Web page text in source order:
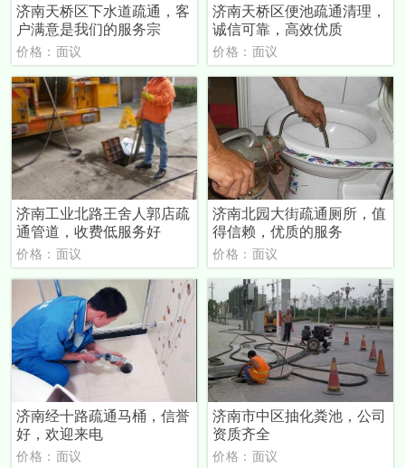
济南天桥区下水道疏通，客
户满意是我们的服务宗
价格：面议
济南天桥区便池疏通清理，
诚信可靠，高效优质
价格：面议
济南工业北路王舍人郭店疏
通管道，收费低服务好
价格：面议
济南北园大街疏通厕所，值
得信赖，优质的服务
价格：面议
济南经十路疏通马桶，信誉
好，欢迎来电
价格：面议
济南市中区抽化粪池，公司
资质齐全
价格：面议